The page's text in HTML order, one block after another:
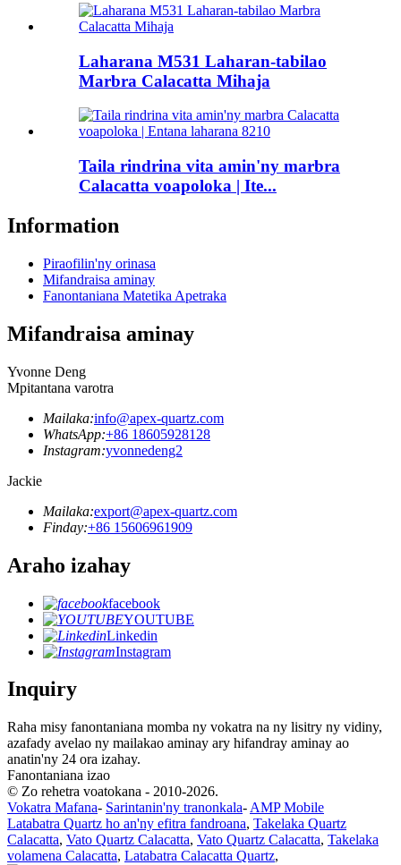
Laharana M531 Laharan-tabilao
Marbra Calacatta Mihaja
Taila rindrina vita amin'ny marbra
Calacatta voapoloka | Ite...
Information
Piraofilin'ny orinasa
Mifandraisa aminay
Fanontaniana Matetika Apetraka
Mifandraisa aminay
Yvonne Deng
Mpitantana varotra
Mailaka:info@apex-quartz.com
WhatsApp:+86 18605928128
Instagram:yvonnedeng2
Jackie
Mailaka:export@apex-quartz.com
Finday:+86 15606961909
Araho izahay
facebook
YOUTUBE
Linkedin
Instagram
Inquiry
Raha misy fanontaniana momba ny vokatra na ny lisitry ny vidiny,
azafady avelao ny mailakao aminay ary hifandray aminay ao
anatin'ny 24 ora izahay.
Fanontaniana izao
© Zo rehetra voatokana - 2010-2026.
Vokatra Mafana- Sarintanin'ny tranonkala- AMP Mobile
Latabatra Quartz ho an'ny efitra fandroana, Takelaka Quartz
Calacatta, Vato Quartz Calacatta, Vato Quartz Calacatta, Takelaka
volamena Calacatta, Latabatra Calacatta Quartz,